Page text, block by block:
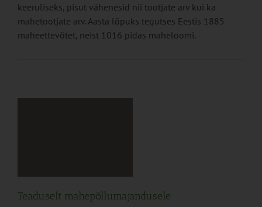
keeruliseks, pisut vähenesid nii tootjate arv kui ka
mahetootjate arv. Aasta lõpuks tegutses Eestis 1885
maheettevõtet, neist 1016 pidas maheloomi.
Teaduselt mahepõllumajandusele